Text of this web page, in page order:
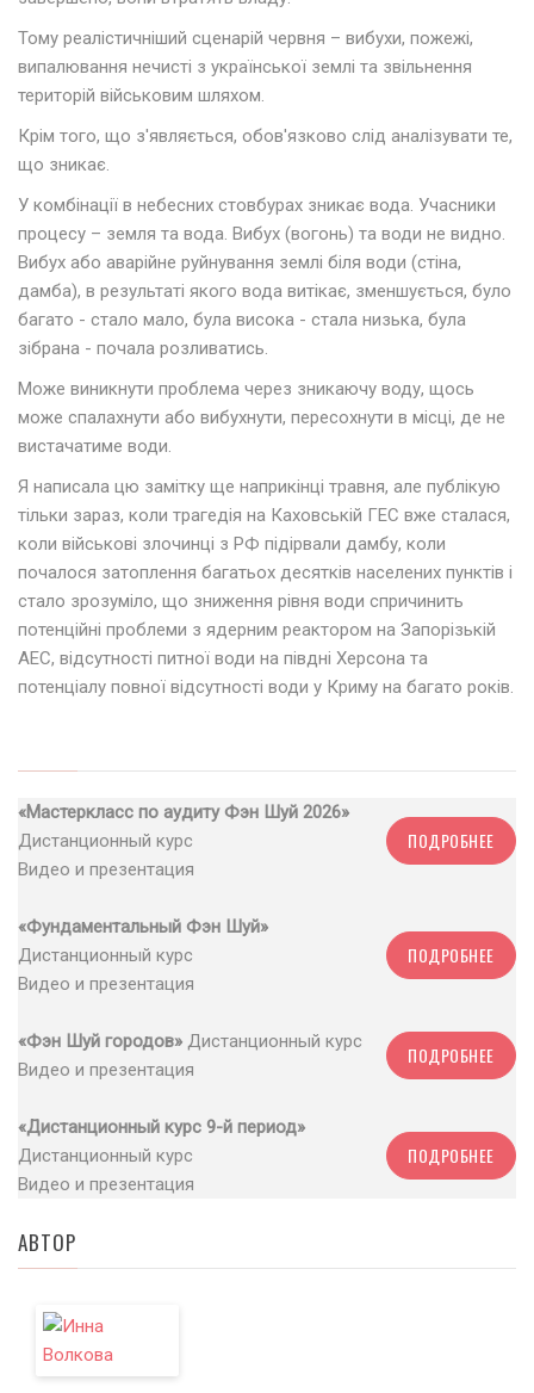
Тому реалістичніший сценарій червня – вибухи, пожежі,
випалювання нечисті з української землі та звільнення
територій військовим шляхом.
Крім того, що з'являється, обов'язково слід аналізувати те,
що зникає.
У комбінації в небесних стовбурах зникає вода. Учасники
процесу – земля та вода. Вибух (вогонь) та води не видно.
Вибух або аварійне руйнування землі біля води (стіна,
дамба), в результаті якого вода витікає, зменшується, було
багато - стало мало, була висока - стала низька, була
зібрана - почала розливатись.
Може виникнути проблема через зникаючу воду, щось
може спалахнути або вибухнути, пересохнути в місці, де не
вистачатиме води.
Я написала цю замітку ще наприкінці травня, але публікую
тільки зараз, коли трагедія на Каховській ГЕС вже сталася,
коли військові злочинці з РФ підірвали дамбу, коли
почалося затоплення багатьох десятків населених пунктів і
стало зрозуміло, що зниження рівня води спричинить
потенційні проблеми з ядерним реактором на Запорізькій
АЕС, відсутності питної води на півдні Херсона та
потенціалу повної відсутності води у Криму на багато років.
«Мастеркласс по аудиту Фэн Шуй 2026»
Дистанционный курс
Видео и презентация
ПОДРОБНЕЕ
«Фундаментальный Фэн Шуй»
Дистанционный курс
Видео и презентация
ПОДРОБНЕЕ
«Фэн Шуй городов» Дистанционный курс
Видео и презентация
ПОДРОБНЕЕ
«Дистанционный курс 9-й период»
Дистанционный курс
Видео и презентация
ПОДРОБНЕЕ
АВТОР